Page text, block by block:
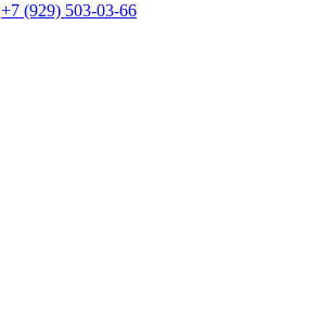
+7 (929) 503-03-66